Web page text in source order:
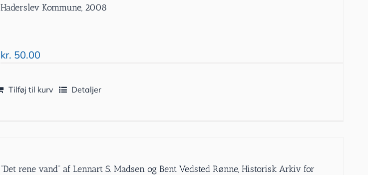
Haderslev Kommune, 2008
kr. 50.00
Tilføj til kurv Detaljer
”Det rene vand” af Lennart S. Madsen og Bent Vedsted Rønne, Historisk Arkiv for